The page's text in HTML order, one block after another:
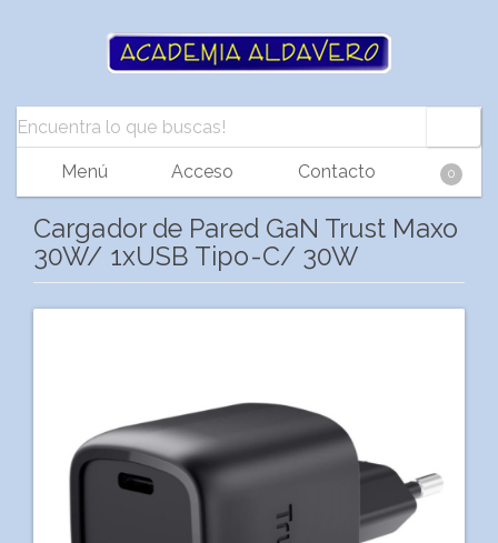
Menú Acceso Contacto 0
Cargador de Pared GaN Trust Maxo
30W/ 1xUSB Tipo-C/ 30W